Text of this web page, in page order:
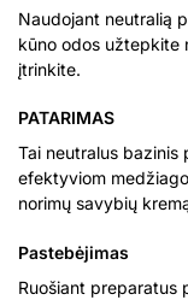
Naudojant neutralią
kūno odos užtepkite
įtrinkite.
PATARIMAS
Tai neutralus
efektyviom
norimų savybių
Pastebėjimas
Ruošiant preparatus